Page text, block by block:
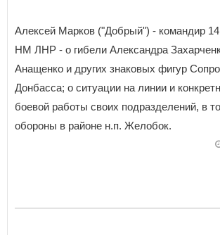
Алексей Марков ("Добрый") - командир
НМ ЛНР - о гибели Александра
Анащенко и других знаковых фигур
Донбасса; о ситуации на линии и
боевой работы своих подразделений, в
обороны в районе н.п. Желобок.